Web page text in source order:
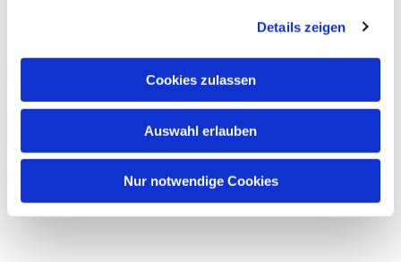
Details zeigen
Cookies zulassen
Auswahl erlauben
Nur notwendige Cookies